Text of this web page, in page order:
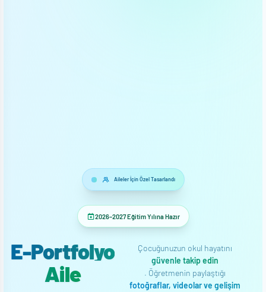
Aileler İçin Özel Tasarlandı
2026–2027 Eğitim Yılına Hazır
E-Portfolyo
Aile
Çocuğunuzun okul hayatını
güvenle takip edin
. Öğretmenin paylaştığı
fotoğraflar, videolar ve gelişim